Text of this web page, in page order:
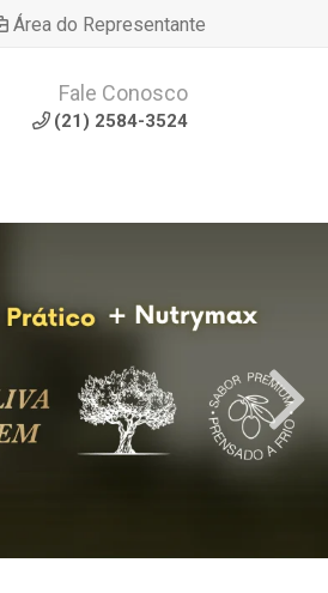
Área do Representante
Fale Conosco
(21) 2584-3524